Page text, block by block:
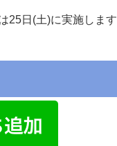
25日(土)に実施します